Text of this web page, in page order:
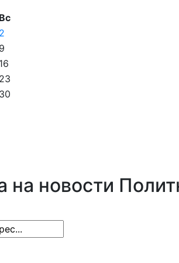
Вс
2
9
16
23
30
на новости